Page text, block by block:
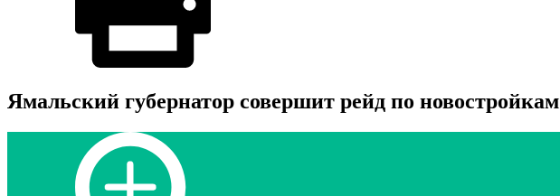
Ямальский губернатор совершит рейд по новостройкам